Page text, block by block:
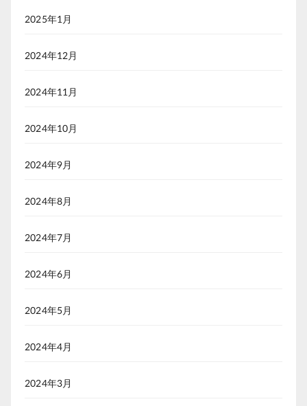
2025年1月
2024年12月
2024年11月
2024年10月
2024年9月
2024年8月
2024年7月
2024年6月
2024年5月
2024年4月
2024年3月